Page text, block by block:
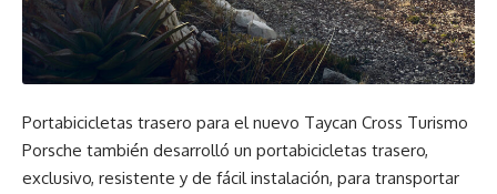
Portabicicletas trasero para el nuevo Taycan Cross Turismo
Porsche también desarrolló un portabicicletas trasero,
exclusivo, resistente y de fácil instalación, para transportar